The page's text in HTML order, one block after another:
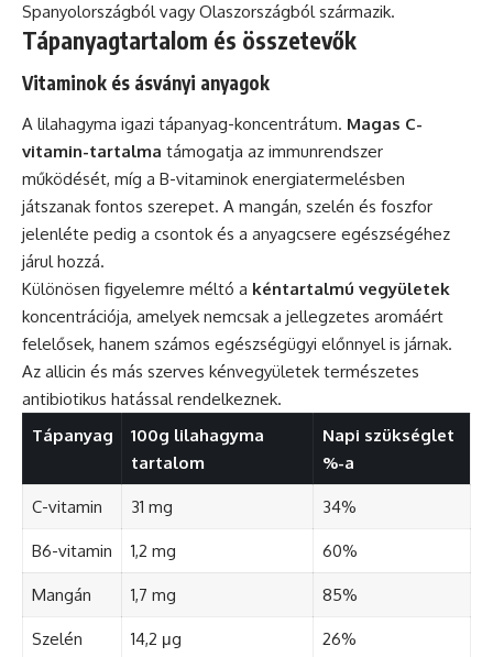
Spanyolországból vagy Olaszországból származik.
Tápanyagtartalom és összetevők
Vitaminok és ásványi anyagok
A lilahagyma igazi tápanyag-koncentrátum. Magas C-
vitamin-tartalma támogatja az immunrendszer
működését, míg a B-vitaminok energiatermelésben
játszanak fontos szerepet. A mangán, szelén és foszfor
jelenléte pedig a csontok és a anyagcsere egészségéhez
járul hozzá.
Különösen figyelemre méltó a kéntartalmú vegyületek
koncentrációja, amelyek nemcsak a jellegzetes aromáért
felelősek, hanem számos egészségügyi előnnyel is járnak.
Az allicin és más szerves kénvegyületek természetes
antibiotikus hatással rendelkeznek.
Tápanyag
100g lilahagyma
tartalom
Napi szükséglet
%-a
C-vitamin 31 mg 34%
B6-vitamin 1,2 mg 60%
Mangán 1,7 mg 85%
Szelén 14,2 μg 26%